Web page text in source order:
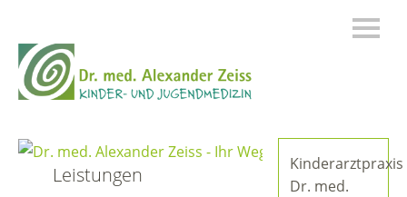
Leistungen
Kinderarztpraxis
Dr. med.